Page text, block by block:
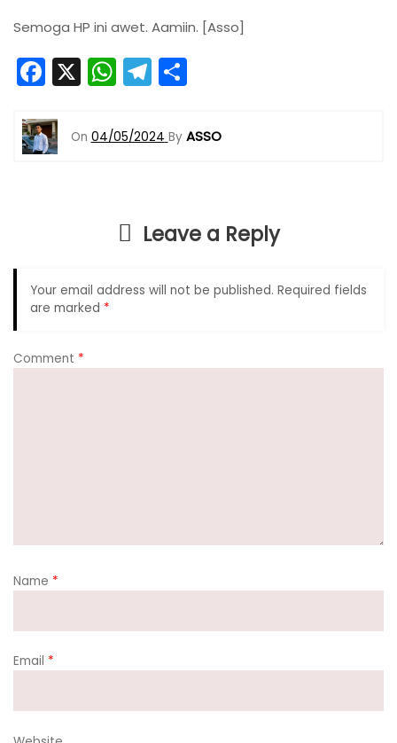
Semoga HP ini awet. Aamiin. [Asso]
F
a
c
e
X W
h
a
ts
p
T
el
e
gr
ar
On 04/05/2024 By ASSO
Leave a Reply
Your email address will not be published. Required fields
are marked *
Comment *
Name *
Email *